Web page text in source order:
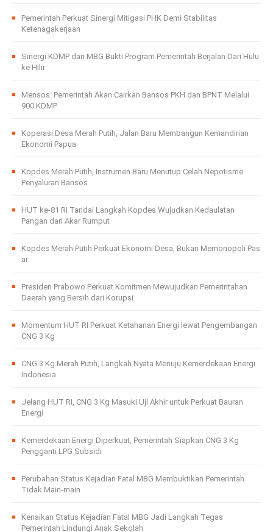
Pemerintah Perkuat Sinergi Mitigasi PHK Demi Stabilitas
Ketenagakerjaan
Sinergi KDMP dan MBG Bukti Program Pemerintah Berjalan Dari Hulu
ke Hilir
Mensos: Pemerintah Akan Cairkan Bansos PKH dan BPNT Melalui
900 KDMP
Koperasi Desa Merah Putih, Jalan Baru Membangun Kemandirian
Ekonomi Papua
Kopdes Merah Putih, Instrumen Baru Menutup Celah Nepotisme
Penyaluran Bansos
HUT ke-81 RI Tandai Langkah Kopdes Wujudkan Kedaulatan
Pangan dari Akar Rumput
Kopdes Merah Putih Perkuat Ekonomi Desa, Bukan Memonopoli Pas
ar
Presiden Prabowo Perkuat Komitmen Mewujudkan Pemerintahan
Daerah yang Bersih dari Korupsi
Momentum HUT RI Perkuat Ketahanan Energi lewat Pengembangan
CNG 3 Kg
CNG 3 Kg Merah Putih, Langkah Nyata Menuju Kemerdekaan Energi
Indonesia
Jelang HUT RI, CNG 3 Kg Masuki Uji Akhir untuk Perkuat Bauran
Energi
Kemerdekaan Energi Diperkuat, Pemerintah Siapkan CNG 3 Kg
Pengganti LPG Subsidi
Perubahan Status Kejadian Fatal MBG Membuktikan Pemerintah
Tidak Main-main
Kenaikan Status Kejadian Fatal MBG Jadi Langkah Tegas
Pemerintah Lindungi Anak Sekolah